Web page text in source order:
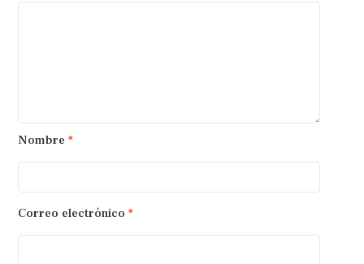
Nombre *
Correo electrónico *